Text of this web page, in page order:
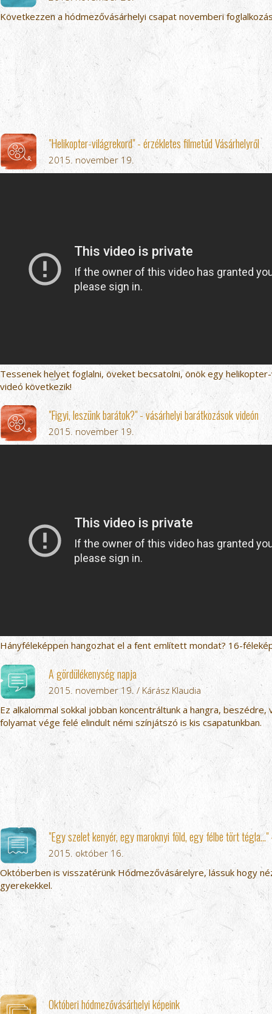
Következzen a hódmezővásárhelyi csapat novemberi
"Helikopter-világrekord" - érzékletes filmetűd Vásárhelyről
2015. november 19.
Tessenek helyet foglalni, öveket becsatolni, önök egy
videó következik!
"Figyi, leszünk barátok?" - vásárhelyi barátkozások videón
2015. november 19.
Hányféleképpen hangozhat el a fent említett mondat? 16-
A gördülékenység napja
2015. november 19. / Kárász Klaudia
Ez alkalommal sokkal jobban koncentráltunk a hangra, beszédre,
folyamat vége felé elindult némi színjátszó is kis csapatunkban.
"Egy szelet kenyér, egy maroknyi föld, egy félbe tört
2015. október 16.
Októberben is visszatérünk Hódmezővásárelyre, lássuk hogy
gyerekekkel.
Októberi hódmezővásárhelyi képeink